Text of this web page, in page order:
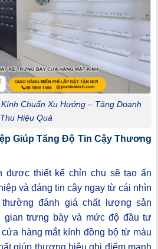
Chuẩn Xu Hướng – Tăng Doanh
Thu Hiệu Quả
Giúp Tăng Độ Tin Cậy Thương
được thiết kế chỉn chu sẽ tạo ấn
và đáng tin cậy ngay từ cái nhìn
đánh giá chất lượng sản
gian trưng bày và mức độ đầu tư
hàng mắt kính đồng bộ từ màu
giúp thương hiệu ghi điểm mạnh